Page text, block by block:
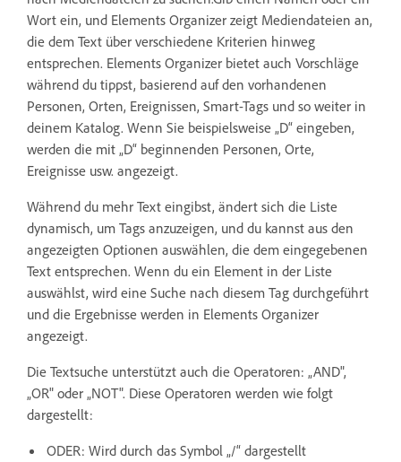
Wort ein, und Elements Organizer zeigt Mediendateien an,
die dem Text über verschiedene Kriterien hinweg
entsprechen. Elements Organizer bietet auch Vorschläge
während du tippst, basierend auf den vorhandenen
Personen, Orten, Ereignissen, Smart-Tags und so weiter in
deinem Katalog. Wenn Sie beispielsweise „D“ eingeben,
werden die mit „D“ beginnenden Personen, Orte,
Ereignisse usw. angezeigt.
Während du mehr Text eingibst, ändert sich die Liste
dynamisch, um Tags anzuzeigen, und du kannst aus den
angezeigten Optionen auswählen, die dem eingegebenen
Text entsprechen. Wenn du ein Element in der Liste
auswählst, wird eine Suche nach diesem Tag durchgeführt
und die Ergebnisse werden in Elements Organizer
angezeigt.
Die Textsuche unterstützt auch die Operatoren: „AND",
„OR" oder „NOT". Diese Operatoren werden wie folgt
dargestellt:
ODER: Wird durch das Symbol „/“ dargestellt